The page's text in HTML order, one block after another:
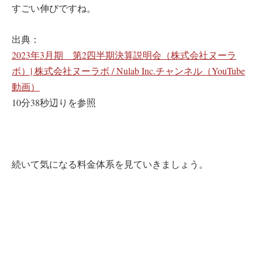
すごい伸びですね。
出典：
2023年3月期 第2四半期決算説明会（株式会社ヌーラ
ボ）| 株式会社ヌーラボ / Nulab Inc.チャンネル（YouTube
動画）
10分38秒辺りを参照
続いて気になる料金体系を見ていきましょう。